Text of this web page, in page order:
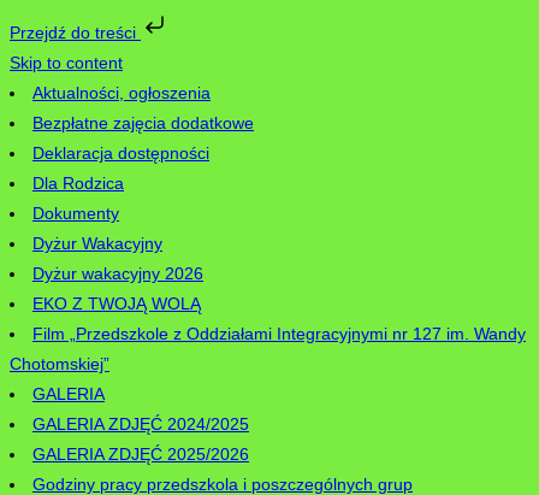
Przejdź do treści
Skip to content
Aktualności, ogłoszenia
Bezpłatne zajęcia dodatkowe
Deklaracja dostępności
Dla Rodzica
Dokumenty
Dyżur Wakacyjny
Dyżur wakacyjny 2026
EKO Z TWOJĄ WOLĄ
Film „Przedszkole z Oddziałami Integracyjnymi nr 127 im. Wandy
Chotomskiej”
GALERIA
GALERIA ZDJĘĆ 2024/2025
GALERIA ZDJĘĆ 2025/2026
Godziny pracy przedszkola i poszczególnych grup